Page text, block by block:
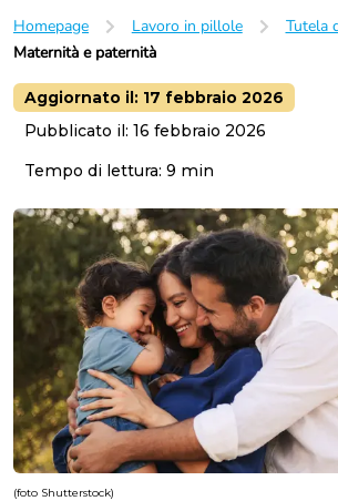
People
Company
Homepage Lavoro in pillole
Tutela
Maternità e paternità
Aggiornato il: 17 febbraio 2026
Pubblicato il: 16 febbraio 2026
Tempo di lettura: 9 min
(foto Shutterstock)